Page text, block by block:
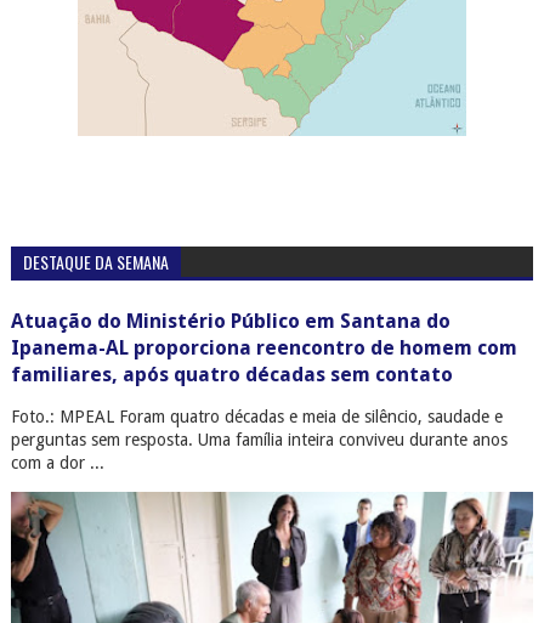
DESTAQUE DA SEMANA
Atuação do Ministério Público em Santana do
Ipanema-AL proporciona reencontro de homem com
familiares, após quatro décadas sem contato
Foto.: MPEAL Foram quatro décadas e meia de silêncio, saudade e
perguntas sem resposta. Uma família inteira conviveu durante anos
com a dor ...